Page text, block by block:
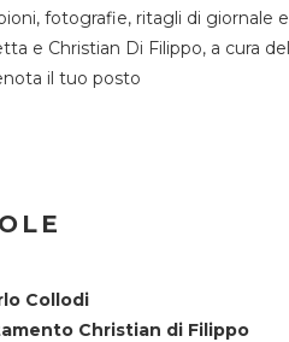
fotografie, ritagli di giornale
e Christian Di Filippo, a cura
il tuo posto
Collodi
Christian di Filippo